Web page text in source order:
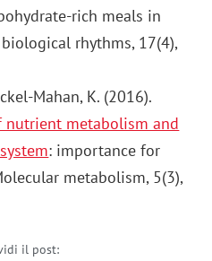
rich meals in
rhythms, 17(4),
Mahan, K. (2016).
nutrient metabolism and
: importance for
metabolism, 5(3),
il post: